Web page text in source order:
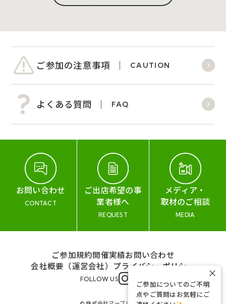
ご参加の注意事項 CAUTION
よくある質問 FAQ
お問い合わせ
CONTACT
ご出店希望の事
業者様へ
REQUEST
メディア・
取材のご相談
MEDIA
ご参加規約開催実績お問い合わせ
会社概要（運営会社） プライバシーポリシー
FOLLOW US
ご参加についてのご不明
点やご質問はお気軽にご
×